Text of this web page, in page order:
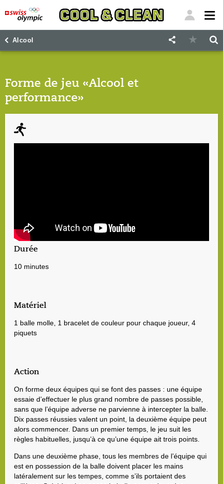
Alcool
Forme de jeu «Alcool et
performance»
Durée
10 minutes
Matériel
1 balle molle, 1 bracelet de couleur pour chaque joueur, 4
piquets
Action
On forme deux équipes qui se font des passes : une équipe
essaie d’effectuer le plus grand nombre de passes possible,
sans que l’équipe adverse ne parvienne à intercepter la balle.
Dix passes réussies valent un point, la deuxième équipe peut
alors commencer. Dans un premier temps, le jeu suit les
règles habituelles, jusqu’à ce qu’une équipe ait trois points.
Dans une deuxième phase, tous les membres de l’équipe qui
est en possession de la balle doivent placer les mains
latéralement sur les tempes, comme s’ils portaient des